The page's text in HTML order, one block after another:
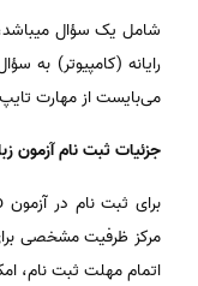
رایانه (کامپیوتر) به
می‌بایست از مهارت تایپ
جزئیات ثبت نام آزمون
مرکز ظرفیت مشخصی
اتمام مهلت ثبت نام،